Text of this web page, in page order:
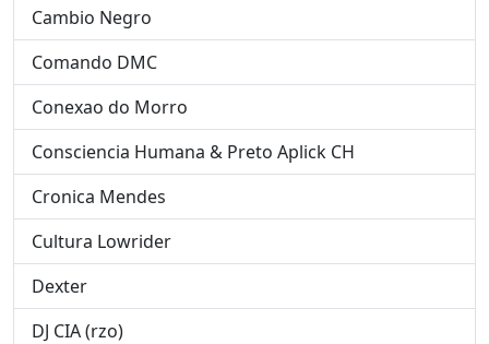
Cambio Negro
Comando DMC
Conexao do Morro
Consciencia Humana & Preto Aplick CH
Cronica Mendes
Cultura Lowrider
Dexter
DJ CIA (rzo)